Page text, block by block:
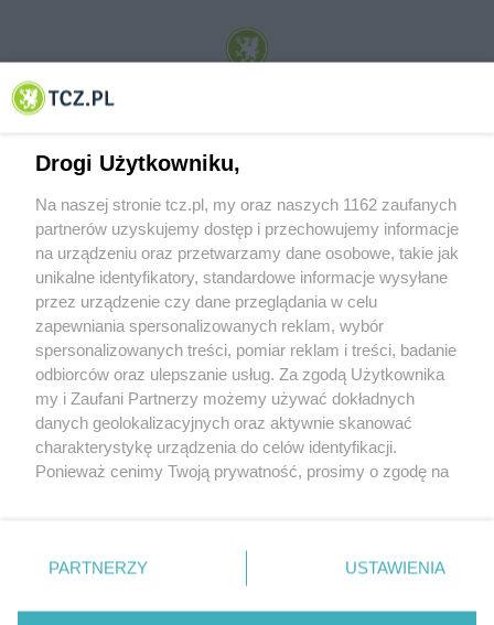
© 2001-2026 Tczew - TCZ.PL Sp. z o.o. Internetowy Serwis Informacyjny Miasta
O FIRMIE POLITYKA PRYWATNOŚCI HOSTING
REKLAMA WSPÓŁPRACA RSS FACEBOOK KONTAKT
Nasze serwisy
Aktualności
Tcz24
Historia miasta
Muzyka i kultura
Archiwum wydarzeń
Zdjęcia miasta
Drogi Użytkowniku,
Na naszej stronie tcz.pl, my oraz naszych 1162 zaufanych
partnerów uzyskujemy dostęp i przechowujemy informacje
na urządzeniu oraz przetwarzamy dane osobowe, takie jak
unikalne identyfikatory, standardowe informacje wysyłane
przez urządzenie czy dane przeglądania w celu
zapewniania spersonalizowanych reklam, wybór
spersonalizowanych treści, pomiar reklam i treści, badanie
odbiorców oraz ulepszanie usług. Za zgodą Użytkownika
my i Zaufani Partnerzy możemy używać dokładnych
danych geolokalizacyjnych oraz aktywnie skanować
charakterystykę urządzenia do celów identyfikacji.
Ponieważ cenimy Twoją prywatność, prosimy o zgodę na
znajdujący się w lewym dolnym rogu strony
. Niektóre
PARTNERZY USTAWIENIA